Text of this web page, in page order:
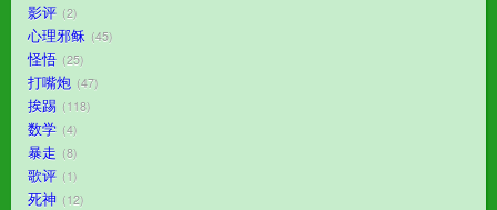
影评 2
心理邪稣 45
怪悟 25
打嘴炮 47
挨踢 118
数学 4
暴走 8
歌评 1
死神 12